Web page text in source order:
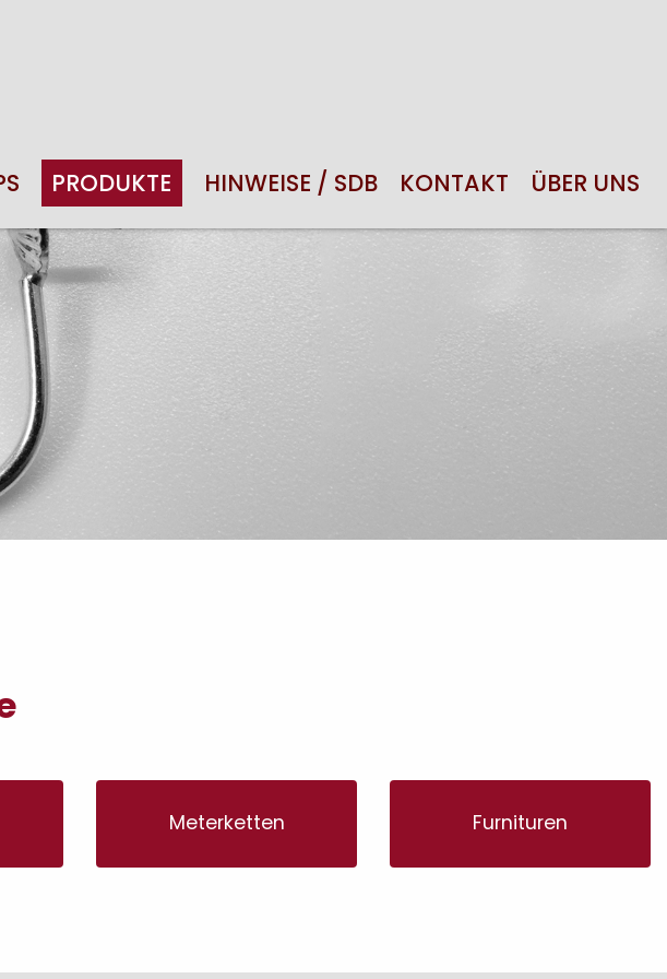
PRODUKTE HINWEISE / SDB KONTAKT ÜBER UNS
Meterketten Furnituren